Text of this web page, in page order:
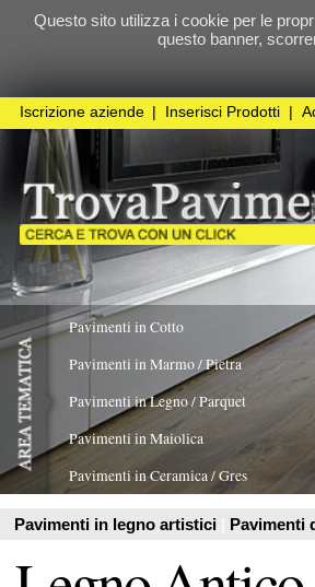
Questo sito utilizza i cookie per le proprie
questo banner, scorrendo
Pavimenti in Cotto
Pavimenti in Marmo / Pietra
Pavimenti in Legno / Parquet
Pavimenti in Ceramica / Gres
Pavimenti in legno artistici | Pavimenti di recupero
Legno Antico